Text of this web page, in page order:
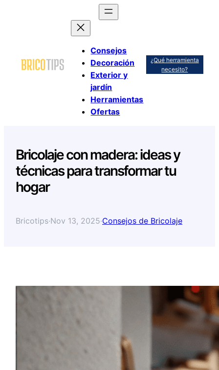
Consejos
Decoración
Exterior y
jardín
Herramientas
Ofertas
¿Qué herramienta
necesito?
Bricolaje con madera: ideas y
técnicas para transformar tu
hogar
Bricotips·Nov 13, 2025·Consejos de Bricolaje